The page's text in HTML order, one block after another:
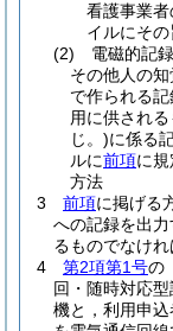
看護事業
イルにそ
(2)
電磁的記
その他人の
で作られる
用に供される
じ。)に係る
ルに前項に
方法
3
前項に掲げる
への記録を出
るものでなけれ
4
第2項第1号の
回・随時対応
機と，利用申